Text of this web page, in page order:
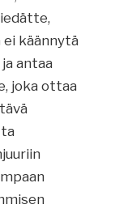
ei käännytä
antaa
joka ottaa